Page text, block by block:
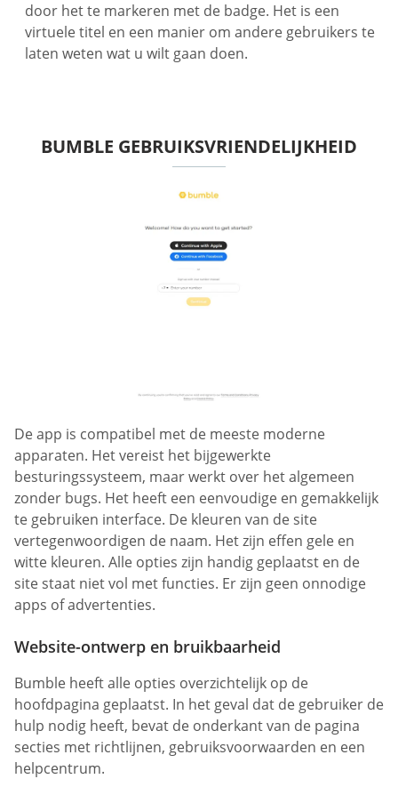
door het te markeren met de badge. Het is een
virtuele titel en een manier om andere gebruikers te
laten weten wat u wilt gaan doen.
BUMBLE GEBRUIKSVRIENDELIJKHEID
De app is compatibel met de meeste moderne
apparaten. Het vereist het bijgewerkte
besturingssysteem, maar werkt over het algemeen
zonder bugs. Het heeft een eenvoudige en gemakkelijk
te gebruiken interface. De kleuren van de site
vertegenwoordigen de naam. Het zijn effen gele en
witte kleuren. Alle opties zijn handig geplaatst en de
site staat niet vol met functies. Er zijn geen onnodige
apps of advertenties.
Website-ontwerp en bruikbaarheid
Bumble heeft alle opties overzichtelijk op de
hoofdpagina geplaatst. In het geval dat de gebruiker de
hulp nodig heeft, bevat de onderkant van de pagina
secties met richtlijnen, gebruiksvoorwaarden en een
helpcentrum.